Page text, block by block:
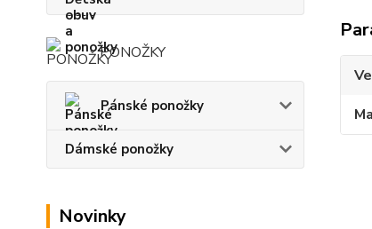
PONOŽKY
Pánské ponožky
Dámské ponožky
Novinky